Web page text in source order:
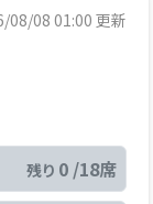
08/08 01:00更新
残り0 /18席